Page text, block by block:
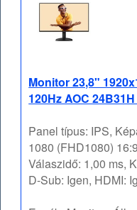
Monitor 23,8"
120Hz AOC
Panel típus: IPS,
1080 (FHD1080)
Válaszidő: 1,00 ms,
D-Sub: Igen, HDMI: